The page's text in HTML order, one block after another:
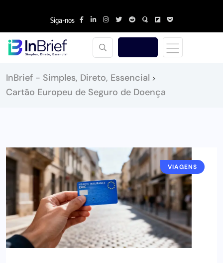
Siga-nos
InBrief - Simples, Direto, Essencial >
Cartão Europeu de Seguro de Doença
VIAGENS